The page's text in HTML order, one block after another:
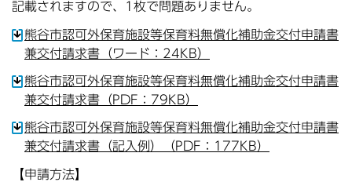
記載されますので、1枚で問題ありません。
熊谷市認可外保育施設等保育料無償化補助金交付申請書
兼交付請求書（ワード：24KB）
熊谷市認可外保育施設等保育料無償化補助金交付申請書
兼交付請求書（PDF：79KB）
熊谷市認可外保育施設等保育料無償化補助金交付申請書
兼交付請求書（記入例）（PDF：177KB）
【申請方法】